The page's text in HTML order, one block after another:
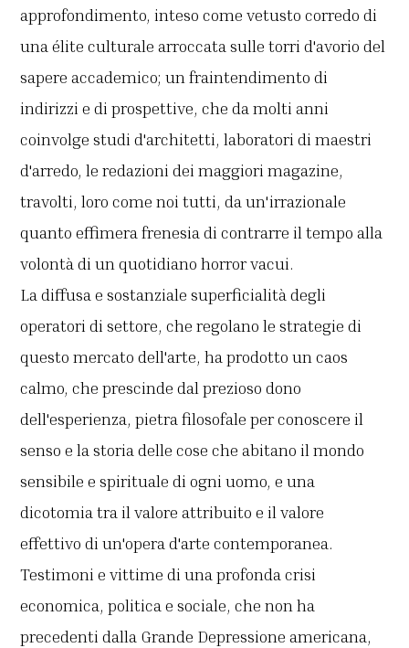
approfondimento, inteso come vetusto corredo di
una élite culturale arroccata sulle torri d'avorio del
sapere accademico; un fraintendimento di
indirizzi e di prospettive, che da molti anni
coinvolge studi d'architetti, laboratori di maestri
d'arredo, le redazioni dei maggiori magazine,
travolti, loro come noi tutti, da un'irrazionale
quanto effimera frenesia di contrarre il tempo alla
volontà di un quotidiano horror vacui.
La diffusa e sostanziale superficialità degli
operatori di settore, che regolano le strategie di
questo mercato dell'arte, ha prodotto un caos
calmo, che prescinde dal prezioso dono
dell'esperienza, pietra filosofale per conoscere il
senso e la storia delle cose che abitano il mondo
sensibile e spirituale di ogni uomo, e una
dicotomia tra il valore attribuito e il valore
effettivo di un'opera d'arte contemporanea.
Testimoni e vittime di una profonda crisi
economica, politica e sociale, che non ha
precedenti dalla Grande Depressione americana,